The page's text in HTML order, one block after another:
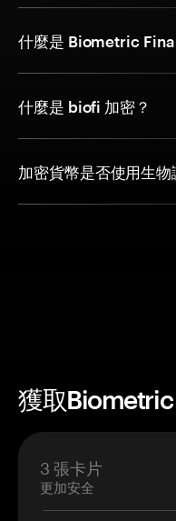
什麼是 Biometric
什麼是 biofi 加密？
加密貨幣是否使用生物
獲取
3 張卡片
更加安全